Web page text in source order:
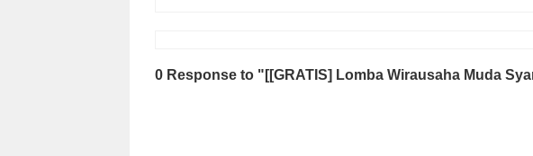
0 Response to "[[GRATIS] Lomba Wirausaha Muda